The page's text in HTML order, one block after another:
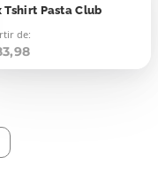
Tshirt Pasta Club
de: